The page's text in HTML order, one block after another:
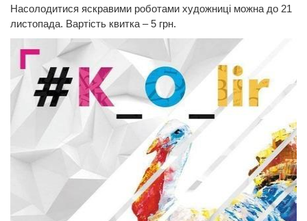
Насолодитися яскравими роботами художниці можна до 21
листопада. Вартість квитка – 5 грн.